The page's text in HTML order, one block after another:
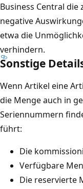
Business Central
negative
etwa die
verhindern.
Sonstige
Wenn Artikel eine
die Menge auch in
Seriennummern
führt:
Die
Verfügbare
Die reservierte